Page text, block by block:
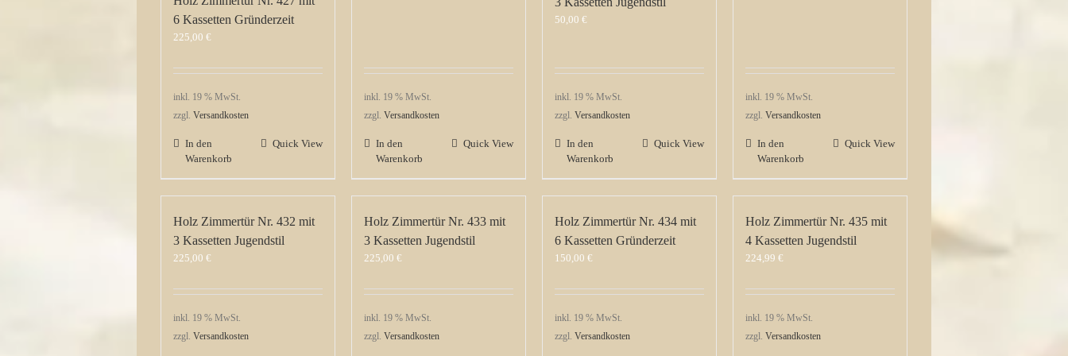
6 Kassetten Gründerzeit
225,00 €
inkl. 19 % MwSt.
zzgl. Versandkosten
In den
Warenkorb
Quick View
inkl. 19 % MwSt.
zzgl. Versandkosten
In den
Warenkorb
Quick View
50,00 €
inkl. 19 % MwSt.
zzgl. Versandkosten
In den
Warenkorb
Quick View
inkl. 19 % MwSt.
zzgl. Versandkosten
In den
Warenkorb
Quick View
Holz Zimmertür Nr. 432 mit
3 Kassetten Jugendstil
225,00 €
inkl. 19 % MwSt.
zzgl. Versandkosten
Holz Zimmertür Nr. 433 mit
3 Kassetten Jugendstil
225,00 €
inkl. 19 % MwSt.
zzgl. Versandkosten
Holz Zimmertür Nr. 434 mit
6 Kassetten Gründerzeit
150,00 €
inkl. 19 % MwSt.
zzgl. Versandkosten
Holz Zimmertür Nr. 435 mit
4 Kassetten Jugendstil
224,99 €
inkl. 19 % MwSt.
zzgl. Versandkosten